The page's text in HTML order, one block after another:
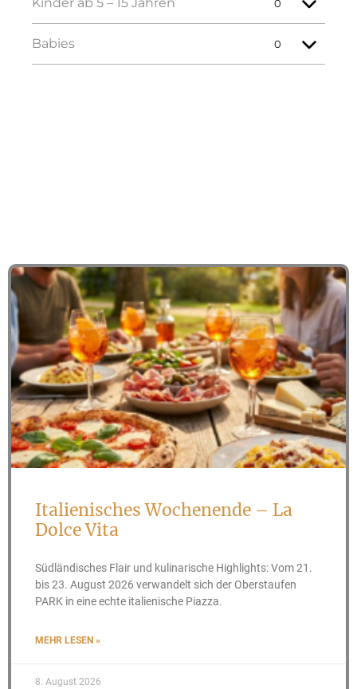
Italienisches Wochenende – La
Dolce Vita
Südländisches Flair und kulinarische Highlights: Vom 21.
bis 23. August 2026 verwandelt sich der Oberstaufen
PARK in eine echte italienische Piazza.
MEHR LESEN »
8. August 2026